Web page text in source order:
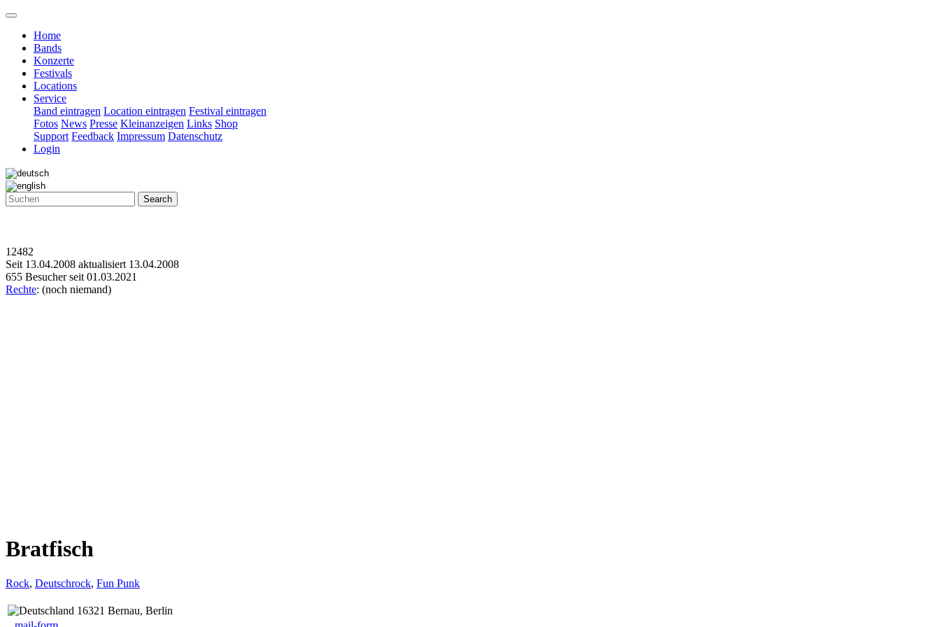
Home
Bands
Konzerte
Festivals
Locations
Service
Band eintragen Location eintragen Festival eintragen
Fotos News Presse Kleinanzeigen Links Shop
Support Feedback Impressum Datenschutz
Login
Search
12482
Seit 13.04.2008 aktualisiert 13.04.2008
655 Besucher seit 01.03.2021
Rechte: (noch niemand)
Bratfisch
Rock, Deutschrock, Fun Punk
16321 Bernau, Berlin